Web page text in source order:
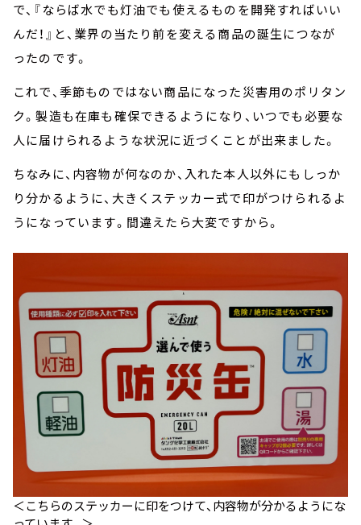
で、『ならば水でも灯油でも使えるものを開発すればいい
んだ！』と、業界の当たり前を変える商品の誕生につなが
ったのです。
これで、季節ものではない商品になった災害用のポリタン
ク。製造も在庫も確保できるようになり、いつでも必要な
人に届けられるような状況に近づくことが出来ました。
ちなみに、内容物が何なのか、入れた本人以外にもしっか
り分かるように、大きくステッカー式で印がつけられるよ
うになっています。間違えたら大変ですから。
＜こちらのステッカーに印をつけて、内容物が分かるようにな